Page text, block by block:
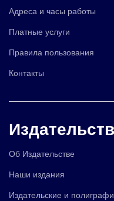
Адреса и часы работы
Платные услуги
Правила пользования
Контакты
Об Издательстве
Наши издания
Издательские и